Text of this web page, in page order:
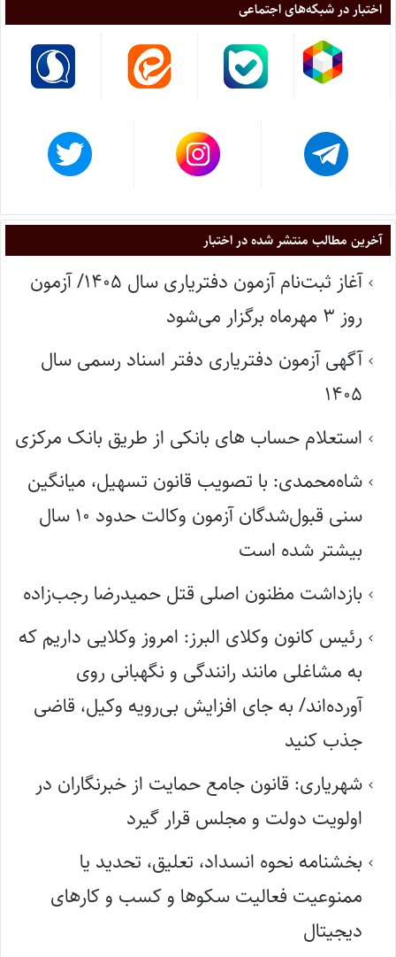
اختبار در شبکه‌های اجتماعی
آخرین مطالب منتشر شده در اختبار
آغاز ثبت‌نام آزمون دفتریاری سال ۱۴۰۵/ آزمون
روز ۳ مهرماه برگزار می‌شود
آگهی آزمون دفتریاری دفتر اسناد رسمی سال
۱۴۰۵
استعلام حساب های بانکی از طریق بانک مرکزی
شاه‌محمدی: با تصویب قانون تسهیل، میانگین
سنی قبول‌شدگان آزمون وکالت حدود ۱۰ سال
بیشتر شده است
بازداشت مظنون اصلی قتل حمیدرضا رجب‌زاده
رئیس کانون وکلای البرز: امروز وکلایی داریم که
به مشاغلی مانند رانندگی و نگهبانی روی
آورده‌اند/ به جای افزایش بی‌رویه وکیل، قاضی
جذب کنید
شهریاری: قانون جامع حمایت از خبرنگاران در
اولویت دولت و مجلس قرار گیرد
بخشنامه نحوه انسداد، تعلیق، تحدید یا
ممنوعیت فعالیت سکوها و کسب و کارهای
دیجیتال